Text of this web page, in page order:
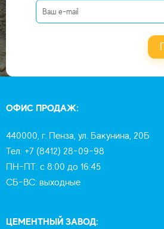
ОФИС ПРОДАЖ:
440000, г. Пенза, ул. Бакунина, 20Б
Тел: +7 (8412) 28-09-98
ПН-ПТ: с 8:00 до 16:45
СБ-ВС: выходные
ЦЕМЕНТНЫЙ ЗАВОД: